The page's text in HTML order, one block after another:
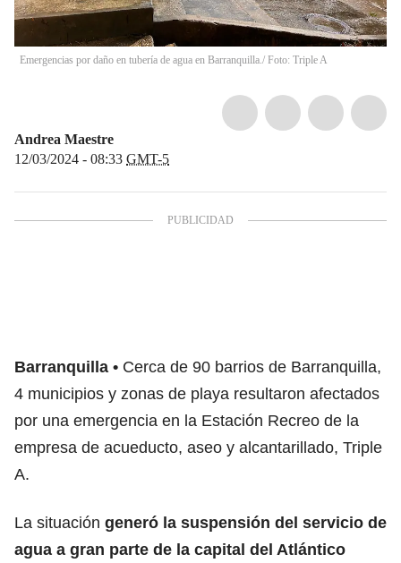
Emergencias por daño en tubería de agua en Barranquilla./ Foto: Triple A
Andrea Maestre
12/03/2024 - 08:33 GMT-5
Barranquilla
Cerca de 90 barrios de Barranquilla,
4 municipios y zonas de playa resultaron afectados
por una emergencia en la Estación Recreo de la
empresa de acueducto, aseo y alcantarillado, Triple
A.
La situación generó la suspensión del servicio de
agua a gran parte de la capital del Atlántico